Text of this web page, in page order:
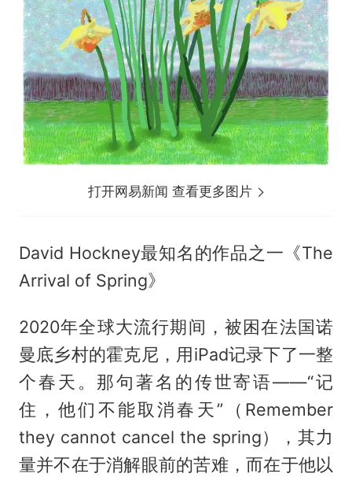
打开网易新闻 查看更多图片
David Hockney最知名的作品之一《The
Arrival of Spring》
2020年全球大流行期间，被困在法国诺
曼底乡村的霍克尼，用iPad记录下了一整
个春天。那句著名的传世寄语——“记
住，他们不能取消春天”（Remember
they cannot cancel the spring），其力
量并不在于消解眼前的苦难，而在于他以